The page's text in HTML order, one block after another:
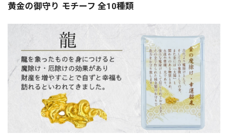
黄金の御守り モチーフ 全10種類